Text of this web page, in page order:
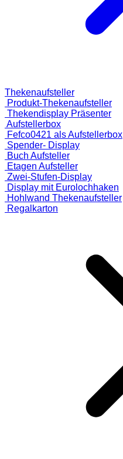
Thekenaufsteller
Produkt-Thekenaufsteller
Thekendisplay Präsenter
Aufstellerbox
Fefco0421 als Aufstellerbox
Spender- Display
Buch Aufsteller
Etagen Aufsteller
Zwei-Stufen-Display
Display mit Eurolochhaken
Hohlwand Thekenaufsteller
Regalkarton